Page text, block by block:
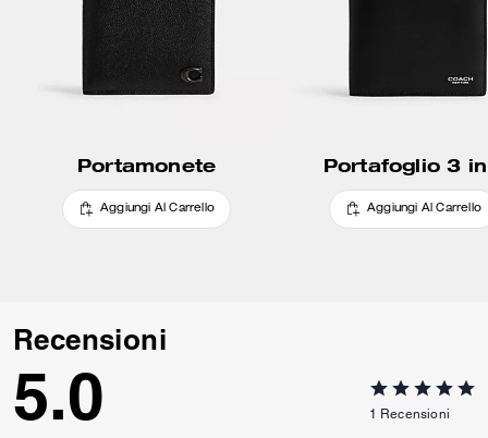
Portamonete
Aggiungi Al Carrello
Portafoglio 3 in
Aggiungi Al Carrello
Recensioni
5.0 1 Recensioni